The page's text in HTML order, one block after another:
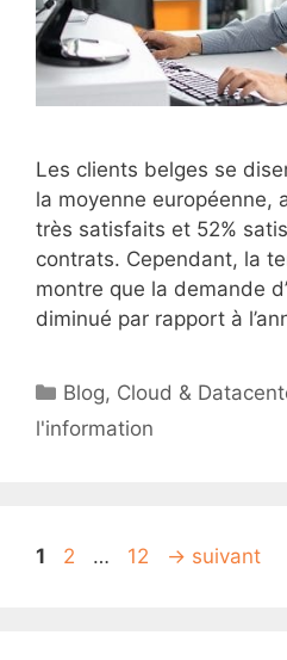
Les clients belges se
la moyenne européenne,
très satisfaits et 52%
contrats. Cependant, la
montre que la demande
diminué par rapport à
Catégories
Blog, Cloud &
l'information
Page
1 Page
2 … Page
12 → suivant